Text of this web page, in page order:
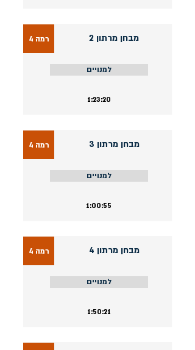
מבחן מרתון 2
למנויים
רמה 4
1:23:20
מבחן מרתון 3
למנויים
רמה 4
1:00:55
מבחן מרתון 4
למנויים
רמה 4
1:50:21